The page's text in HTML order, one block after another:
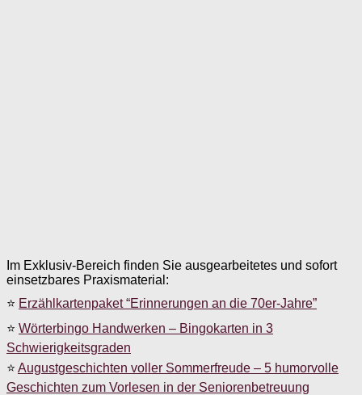
Im Exklusiv-Bereich finden Sie ausgearbeitetes und sofort
einsetzbares Praxismaterial:
⭐ Erzählkartenpaket “Erinnerungen an die 70er-Jahre”
⭐ Wörterbingo Handwerken – Bingokarten in 3
Schwierigkeitsgraden
⭐ Augustgeschichten voller Sommerfreude – 5 humorvolle
Geschichten zum Vorlesen in der Seniorenbetreuung